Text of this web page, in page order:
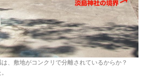
、敷地がコンクリで分離されているからか？